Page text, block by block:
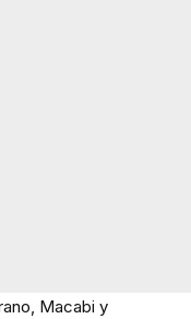
Macabi y